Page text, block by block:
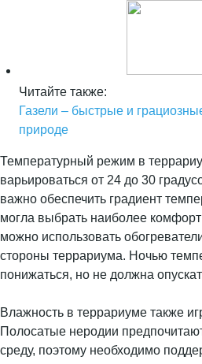
Читайте также:
Газели – быстрые и
природе
Температурный режим в
варьироваться от 24 до 30
важно обеспечить градиент
могла выбрать наиболее
можно использовать
стороны террариума. Ночью
понижаться, но не должна
Влажность в террариуме также
Полосатые неродии
среду, поэтому необходимо